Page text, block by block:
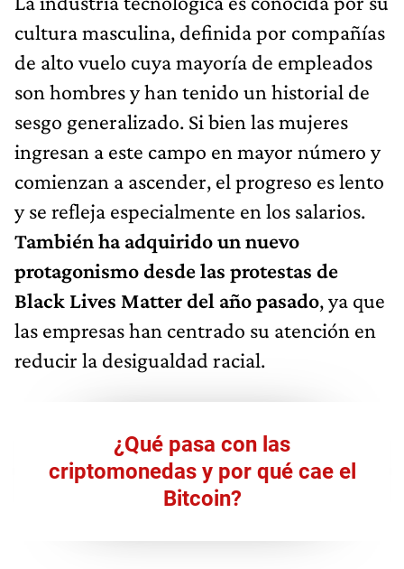
cultura masculina, definida por compañías
de alto vuelo cuya mayoría de empleados
son hombres y han tenido un historial de
sesgo generalizado. Si bien las mujeres
ingresan a este campo en mayor número y
comienzan a ascender, el progreso es lento
y se refleja especialmente en los salarios.
También ha adquirido un nuevo
protagonismo desde las protestas de
Black Lives Matter del año pasado, ya que
las empresas han centrado su atención en
reducir la desigualdad racial.
¿Qué pasa con las
criptomonedas y por qué cae el
Bitcoin?